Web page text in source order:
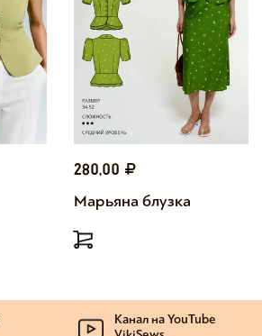
280,00
Марьяна блузка
Канал на YouTube